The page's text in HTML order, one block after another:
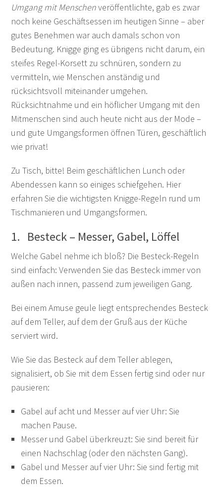
Umgang mit Menschenveröffentlichte, gab es zwar
noch keine Geschäftsessen im heutigen Sinne – aber
gutes Benehmen war auch damals schon von
Bedeutung. Knigge ging es übrigens nicht darum, ein
steifes Regel-Korsett zu schnüren, sondern zu
vermitteln, wie Menschen anständig und
rücksichtsvoll miteinander umgehen.
Rücksichtnahme und ein höflicher Umgang mit den
Mitmenschen sind auch heute nicht aus der Mode –
und gute Umgangsformen öffnen Türen, geschäftlich
wie privat!
Zu Tisch, bitte! Beim geschäftlichen Lunch oder
Abendessen kann so einiges schiefgehen. Hier
erfahren Sie die wichtigsten Knigge-Regeln rund um
Tischmanieren und Umgangsformen.
1. Besteck – Messer, Gabel, Löffel
Welche Gabel nehme ich bloß? Die Besteck-Regeln
sind einfach: Verwenden Sie das Besteck immer von
außen nach innen, passend zum jeweiligen Gang.
Bei einem Amuse geule liegt entsprechendes Besteck
auf dem Teller, auf dem der Gruß aus der Küche
serviert wird.
Wie Sie das Besteck auf dem Teller ablegen,
signalisiert, ob Sie mit dem Essen fertig sind oder nur
pausieren:
Gabel auf acht und Messer auf vier Uhr: Sie
machen Pause.
Messer und Gabel überkreuzt: Sie sind bereit für
einen Nachschlag (oder den nächsten Gang).
Gabel und Messer auf vier Uhr: Sie sind fertig mit
dem Essen.